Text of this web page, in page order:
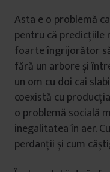
Asta e o problemă
pentru că predicțiile
foarte îngrijorător
fără un arbore și
un om cu doi cai
coexistă cu
o problemă socială
inegalitatea în aer.
perdanții și cum